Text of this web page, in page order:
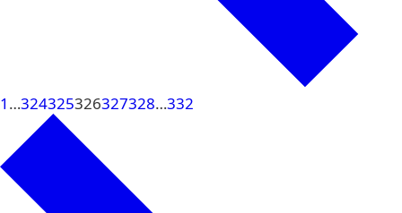
1 …324325326327328…332